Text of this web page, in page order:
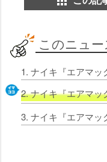
このニュ
2. ナイキ『エアマ